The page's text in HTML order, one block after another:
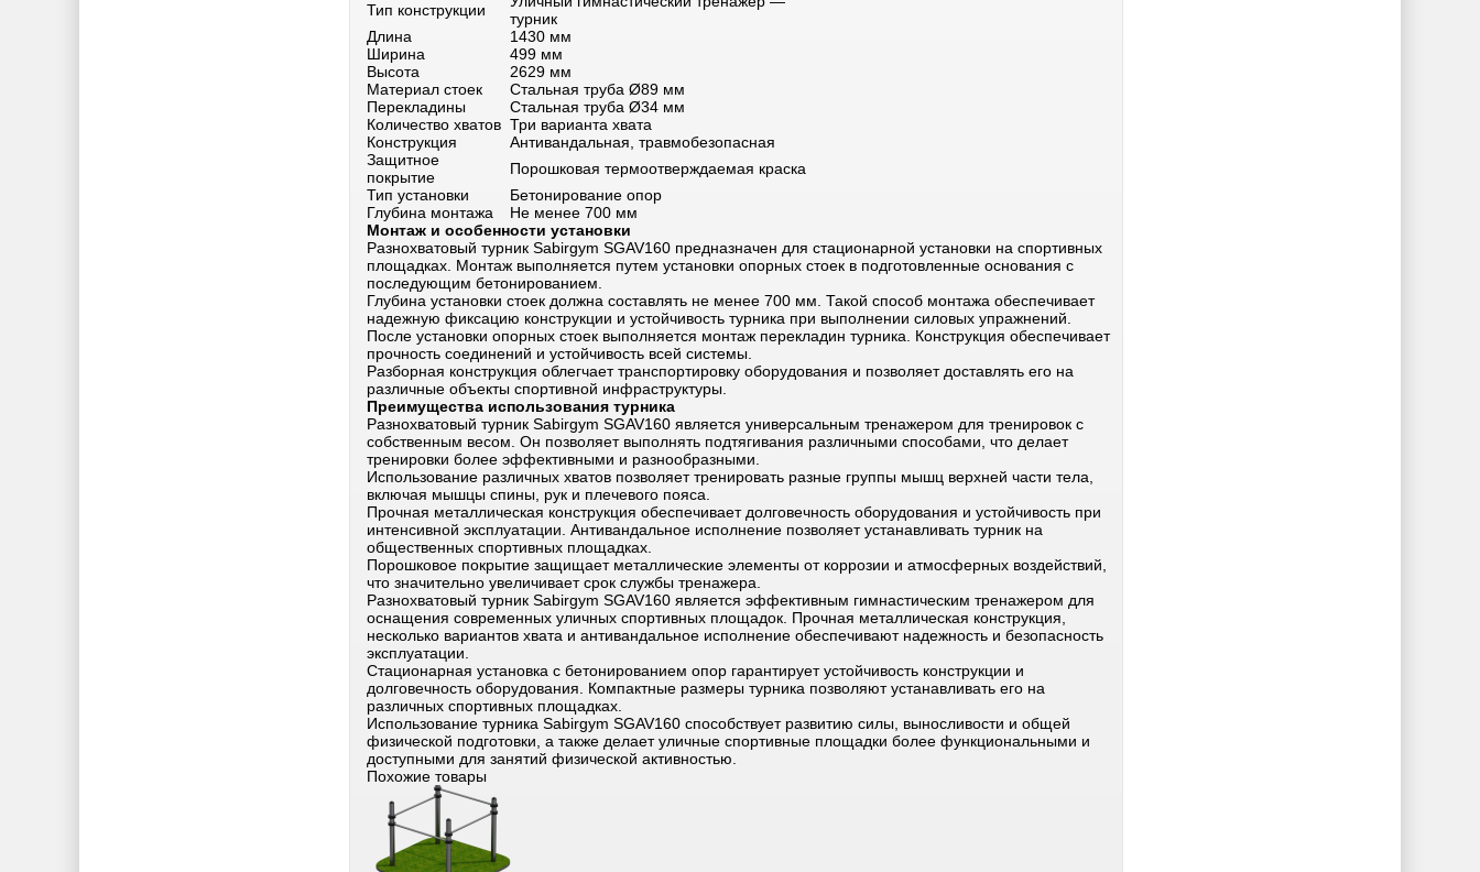
Тип конструкции
турник
Длина
1430 мм
Ширина
499 мм
Высота
2629 мм
Материал стоек
Стальная труба Ø89 мм
Перекладины
Стальная труба Ø34 мм
Количество хватов Три варианта хвата
Конструкция
Антивандальная, травмобезопасная
Защитное
покрытие
Порошковая термоотверждаемая краска
Тип установки
Бетонирование опор
Глубина монтажа
Не менее 700 мм
Монтаж и особенности установки
Разнохватовый турник Sabirgym SGAV160 предназначен для стационарной установки на спортивных
площадках. Монтаж выполняется путем установки опорных стоек в подготовленные основания с
последующим бетонированием.
Глубина установки стоек должна составлять не менее 700 мм. Такой способ монтажа обеспечивает
надежную фиксацию конструкции и устойчивость турника при выполнении силовых упражнений.
После установки опорных стоек выполняется монтаж перекладин турника. Конструкция обеспечивает
прочность соединений и устойчивость всей системы.
Разборная конструкция облегчает транспортировку оборудования и позволяет доставлять его на
различные объекты спортивной инфраструктуры.
Преимущества использования турника
Разнохватовый турник Sabirgym SGAV160 является универсальным тренажером для тренировок с
собственным весом. Он позволяет выполнять подтягивания различными способами, что делает
тренировки более эффективными и разнообразными.
Использование различных хватов позволяет тренировать разные группы мышц верхней части тела,
включая мышцы спины, рук и плечевого пояса.
Прочная металлическая конструкция обеспечивает долговечность оборудования и устойчивость при
интенсивной эксплуатации. Антивандальное исполнение позволяет устанавливать турник на
общественных спортивных площадках.
Порошковое покрытие защищает металлические элементы от коррозии и атмосферных воздействий,
что значительно увеличивает срок службы тренажера.
Разнохватовый турник Sabirgym SGAV160 является эффективным гимнастическим тренажером для
оснащения современных уличных спортивных площадок. Прочная металлическая конструкция,
несколько вариантов хвата и антивандальное исполнение обеспечивают надежность и безопасность
эксплуатации.
Стационарная установка с бетонированием опор гарантирует устойчивость конструкции и
долговечность оборудования. Компактные размеры турника позволяют устанавливать его на
различных спортивных площадках.
Использование турника Sabirgym SGAV160 способствует развитию силы, выносливости и общей
физической подготовки, а также делает уличные спортивные площадки более функциональными и
доступными для занятий физической активностью.
Похожие товары